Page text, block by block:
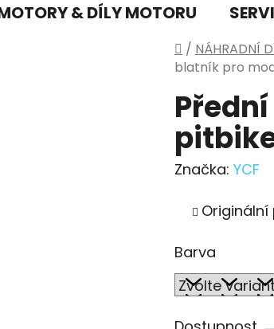
& DÍLY MOTORU
Domů
/ NÁHRADNÍ
blatník pro
Značka: YCF
Originální
Barva